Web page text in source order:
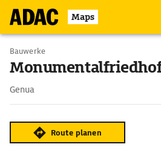
Maps
Bauwerke
Genua
Route planen